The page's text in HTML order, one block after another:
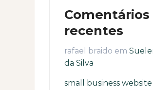
Comentários
recentes
rafael braido em
da Silva
small business